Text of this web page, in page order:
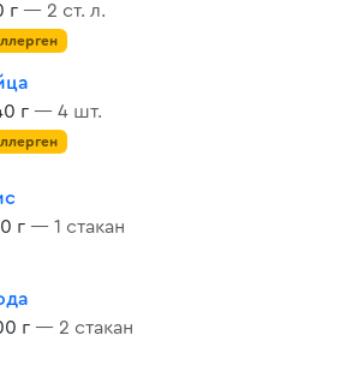
г — 2 ст. л.
г — 4 шт.
г — 1 стакан
г — 2 стакан